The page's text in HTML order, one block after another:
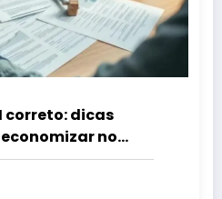
correto: dicas
no